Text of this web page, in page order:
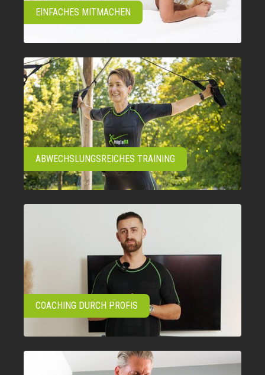
EINFACHES MITMACHEN
ABWECHSLUNGSREICHES TRAINING
COACHING DURCH PROFIS